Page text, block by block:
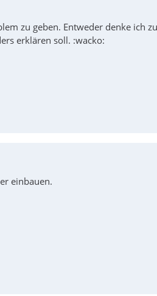
zu geben. Entweder denke ich
erklären soll. :wacko:
einbauen.